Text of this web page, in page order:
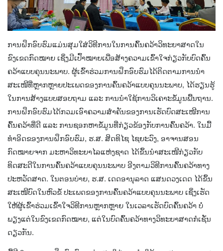
ການຝຶກອົບຮົມແມ່ນສຸມໃສ່ວິທີການໃນການຄົ້ນຄວ້າວິທະຍາສາດໃນ
ຂົງເຂດກົດໝາຍ ເຊິ່ງມີເປົ້າໝາຍເພື່ອສ້າງຄວາມເຂົ້າໃຈກ່ຽວກັບບົດຄົ້ນ
ຄວ້າແບບຄຸນນະພາບ. ຜູ້ເຂົ້າຮ່ວມການຝຶກອົບຮົມໄດ້ຕິດຕາມການນໍາ
ສະເໜີທີ່ຫຼາກຫຼາຍປະເພດຂອງການຄົ້ນຄວ້າແບບຄຸນນະພາບ, ໄດ້ຮຽນຮູ້
ໃນການສ້າງແບບສອບຖາມ ແລະ ການນໍາໃຊ້ການວິເຄາະຂໍ້ມູນພື້ນຖານ.
ການຝຶກອົບຮົມໄດ້ກວມເອົາຄວາມສໍາຄັນຂອງການເຮັດບົດສະເໜີການ
ຄົ້ນຄວ້າທີ່ດີ ແລະ ການຊອກຫາຂໍ້ມູນທີ່ກ່ຽວຂ້ອງກັບການຄົ້ນຄວ້າ. ໃນມື້
ທໍາອິດຂອງການຝຶກອົບຮົມ, ຮ.ສ. ສິດທິໄຊ ໄຊຍະວົງ, ອາຈານສອນ
ກົດໝາຍຈາກ ມະຫາວິທະຍາໄລແຫ່ງຊາດ ໄດ້ຂຶ້ນນໍາສະເໜີກ່ຽວກັບ
ທິດສະດີໃນການຄົ້ນຄວ້າແບບຄຸນນະພາບ ອີງຕາມວິທີການຄົ້ນຄວ້າທາງ
ປະຫວັດສາດ. ໃນຕອນບ່າຍ, ຮ.ສ. ເດດອານຸລາດ ແສນດວງເດດ ໄດ້ຂຶ້ນ
ສະເໜີບົດໃນຫົວຂໍ້ ປະເພດຂອງການຄົ້ນຄວ້າແບບຄຸນນະພາບ ເຊິ່ງເຮັດ
ໃຫ້ຜູ້ເຂົ້າຮ່ວມເຂົ້າໃຈວິທີການຫຼາກຫຼາຍ ໃນເວລາເຮັດບົດຄົ້ນຄວ້າ ບໍ່
ພຽງແຕ່ໃນຂົງເຂດກົດໝາຍ, ແຕ່ໃນບົດຄົ້ນຄວ້າທາງວິທະຍາສາດກໍເຊັ່ນ
ດຽວກັນ.